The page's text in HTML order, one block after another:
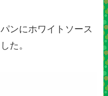
ンにホワイトソース
た。